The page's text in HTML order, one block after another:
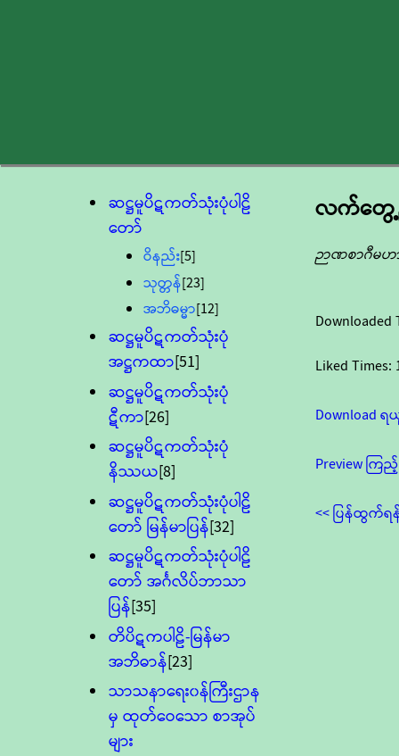
ဆဋ္ဌမူပိဋကတ်သုံးပုံပါဠိ
တော်
ဝိနည်း[5]
သုတ္တန်[23]
အဘိဓမ္မာ[12]
ဆဋ္ဌမူပိဋကတ်သုံးပုံ
အဋ္ဌကထာ[51]
ဆဋ္ဌမူပိဋကတ်သုံးပုံ
ဋီကာ[26]
ဆဋ္ဌမူပိဋကတ်သုံးပုံ
နိဿယ[8]
ဆဋ္ဌမူပိဋကတ်သုံးပုံပါဠိ
တော် မြန်မာပြန်[32]
ဆဋ္ဌမူပိဋကတ်သုံးပုံပါဠိ
တော် အင်္ဂလိပ်ဘာသာ
ပြန်[35]
တိပိဋကပါဠိ-မြန်မာ
အဘိဓာန်[23]
သာသနာရေး၀န်ကြီးဌာန
မှ ထုတ်ဝေသော စာအုပ်
များ
လက်တွေ့
ဉာဏစာဂီမ
Downloaded
Liked Times:
Download
Preview ကြ
<< ပြန်ထွက်ရ